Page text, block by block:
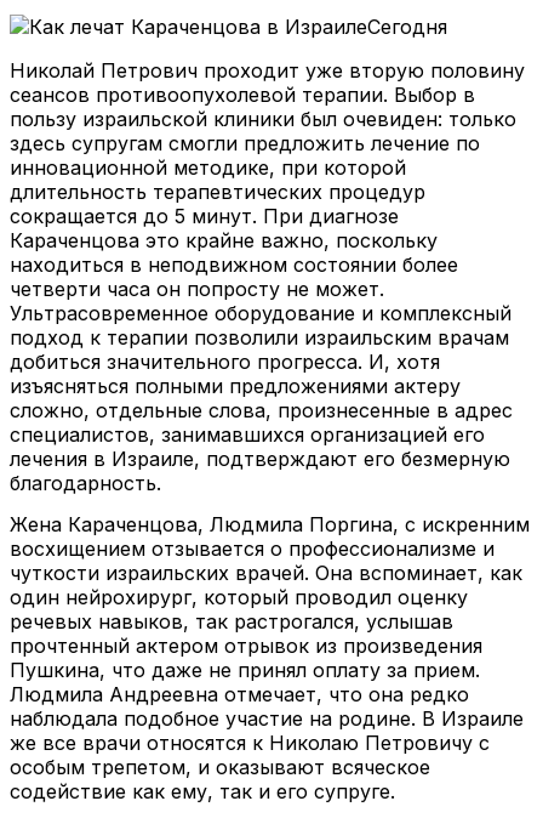
Сегодня
Николай Петрович проходит уже вторую половину
сеансов противоопухолевой терапии. Выбор в
пользу израильской клиники был очевиден: только
здесь супругам смогли предложить лечение по
инновационной методике, при которой
длительность терапевтических процедур
сокращается до 5 минут. При диагнозе
Караченцова это крайне важно, поскольку
находиться в неподвижном состоянии более
четверти часа он попросту не может.
Ультрасовременное оборудование и комплексный
подход к терапии позволили израильским врачам
добиться значительного прогресса. И, хотя
изъясняться полными предложениями актеру
сложно, отдельные слова, произнесенные в адрес
специалистов, занимавшихся организацией его
лечения в Израиле, подтверждают его безмерную
благодарность.
Жена Караченцова, Людмила Поргина, с искренним
восхищением отзывается о профессионализме и
чуткости израильских врачей. Она вспоминает, как
один нейрохирург, который проводил оценку
речевых навыков, так растрогался, услышав
прочтенный актером отрывок из произведения
Пушкина, что даже не принял оплату за прием.
Людмила Андреевна отмечает, что она редко
наблюдала подобное участие на родине. В Израиле
же все врачи относятся к Николаю Петровичу с
особым трепетом, и оказывают всяческое
содействие как ему, так и его супруге.